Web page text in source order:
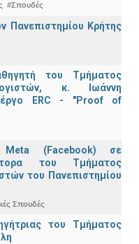
#Σπουδές
Πανεπιστημίου Κρήτης
του Τμήματος
κ. Ιωάννη
έργο ERC - "Proof of
Meta (Facebook) σε
του Τμήματος
του Πανεπιστημίου
Σπουδές
του Τμήματος